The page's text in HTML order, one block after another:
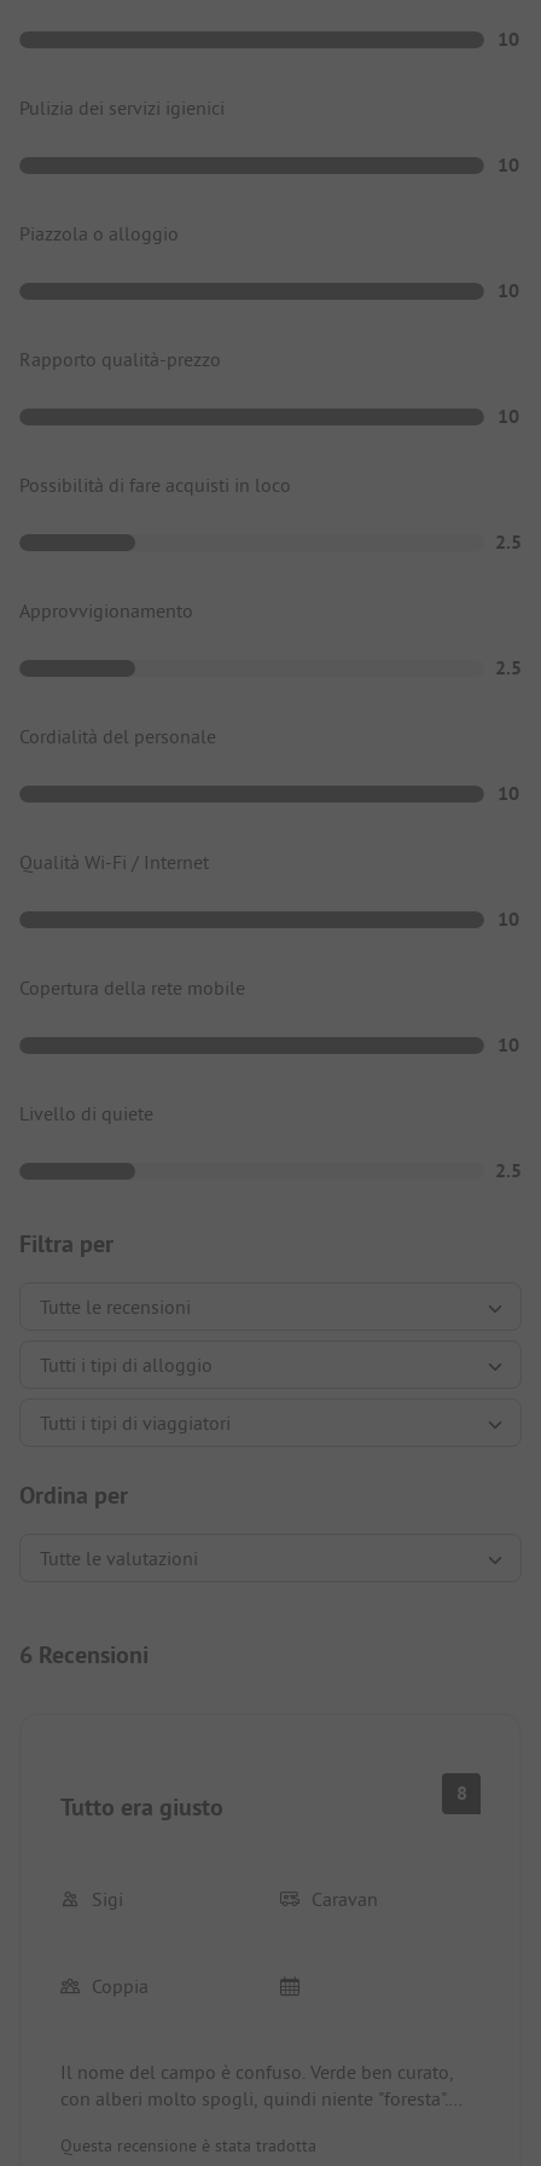
10
Pulizia dei servizi igienici
10
Piazzola o alloggio
10
Rapporto qualità-prezzo
10
Possibilità di fare acquisti in loco
2.5
Approvvigionamento
2.5
Cordialità del personale
10
Qualità Wi-Fi / Internet
10
Copertura della rete mobile
10
Livello di quiete
2.5
Filtra per
Ordina per
6 Recensioni
Tutto era giusto 8
Sigi Caravan
Coppia
Il nome del campo è confuso. Verde ben curato,
con alberi molto spogli, quindi niente "foresta".
richiesta via e-mail (se arrivate al di fuori
Questa recensione è stata tradotta